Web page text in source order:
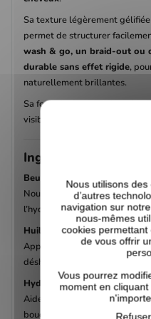
Sa texture légèrement
permet de structurer
wash & go, un braid-out ou
durable sans effet rigide,
naturellement brillantes.
Sa formule est enrichie en
visiblement la douceur et
Ingrédients clés
Beurre de karité
Nourrit intensément la fibre
l’hydratation. Il assouplit les
Huile d’olive extra vierge
Apporte nutrition, brillance et
déshydratation. Elle contribue
Hydratants naturels
Aident à maintenir l’équilibre
boucles souples, rebondies et
Nous utilisons
d’autres
navigation sur
nous-mêmes
cookies
de vous offrir
Vous pourrez
moment en cliquant